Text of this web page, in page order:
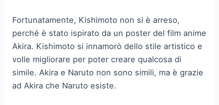
Fortunatamente, Kishimoto non si è arreso,
perché è stato ispirato da un poster del film anime
Akira. Kishimoto si innamorò dello stile artistico e
volle migliorare per poter creare qualcosa di
simile. Akira e Naruto non sono simili, ma è grazie
ad Akira che Naruto esiste.